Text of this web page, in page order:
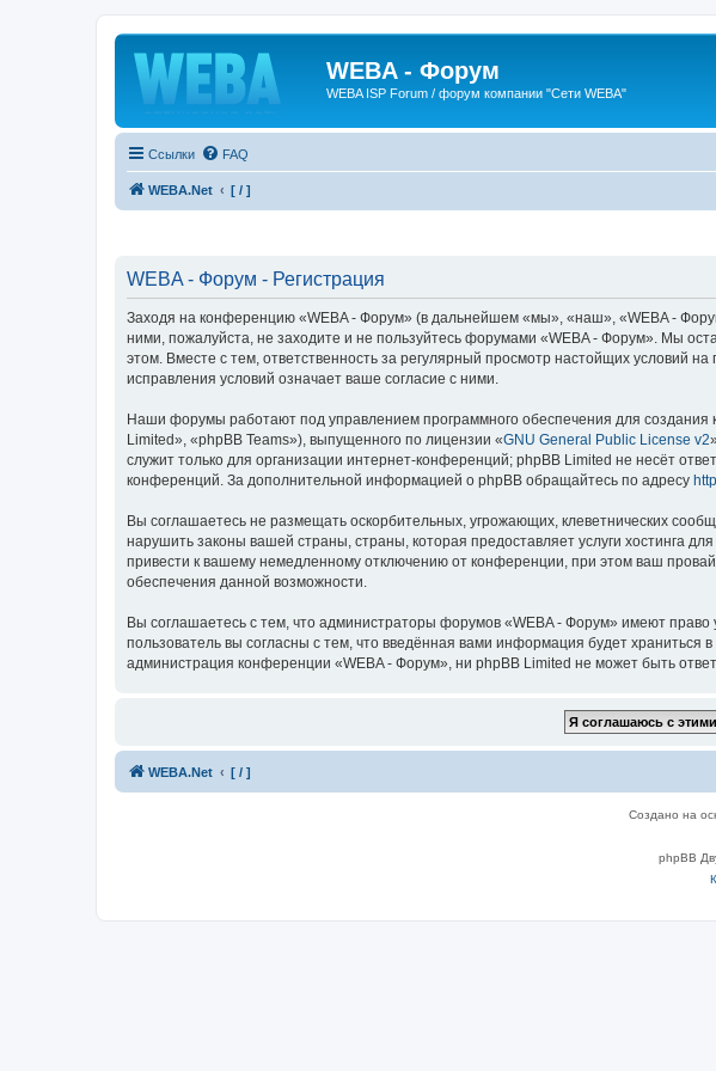
WEBA - Форум
WEBA ISP Forum / форум компании "Сети WEBA"
Ссылки FAQ
WEBA.Net [ / ]
WEBA - Форум - Регистрация
Заходя на конференцию «WEBA - Форум» (в дальнейшем «мы», «наш», «WEBA -
ними, пожалуйста, не заходите и не пользуйтесь форумами «WEBA - Форум». Мы
этом. Вместе с тем, ответственность за регулярный просмотр настойщих условий
исправления условий означает ваше согласие с ними.
Наши форумы работают под управлением программного обеспечения для
Limited», «phpBB Teams»), выпущенного по лицензии «GNU General Public License v2
служит только для организации интернет-конференций; phpBB Limited не несёт
конференций. За дополнительной информацией о phpBB обращайтесь по адресу
Вы соглашаетесь не размещать оскорбительных, угрожающих, клеветнических
нарушить законы вашей страны, страны, которая предоставляет услуги хостинга
привести к вашему немедленному отключению от конференции, при этом ваш
обеспечения данной возможности.
Вы соглашаетесь с тем, что администраторы форумов «WEBA - Форум» имеют
пользователь вы согласны с тем, что введённая вами информация будет
администрация конференции «WEBA - Форум», ни phpBB Limited не может быть
WEBA.Net [ / ]
Создано на
phpBB